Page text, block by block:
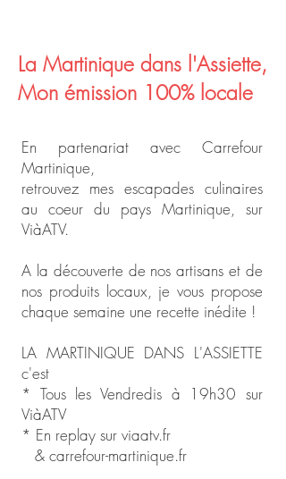
La Martinique dans l'Assiette,
Mon émission 100% locale
En partenariat avec Carrefour
Martinique,
retrouvez mes escapades culinaires
au coeur du pays Martinique, sur
ViàATV.
A la découverte de nos artisans et de
nos produits locaux, je vous propose
chaque semaine une recette inédite !
LA MARTINIQUE DANS L'ASSIETTE
c'est
* Tous les Vendredis à 19h30 sur
ViàATV
* En replay sur viaatv.fr
& carrefour-martinique.fr